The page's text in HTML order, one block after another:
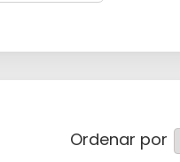
Ordenar por